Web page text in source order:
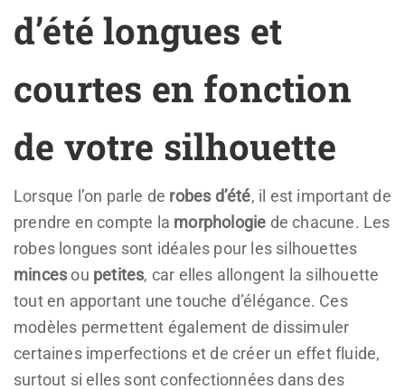
d’été longues et
courtes en fonction
de votre silhouette
Lorsque l’on parle de robes d’été, il est important de
prendre en compte la morphologie de chacune. Les
robes longues sont idéales pour les silhouettes
mincesou petites, car elles allongent la silhouette
tout en apportant une touche d’élégance. Ces
modèles permettent également de dissimuler
certaines imperfections et de créer un effet fluide,
surtout si elles sont confectionnées dans des